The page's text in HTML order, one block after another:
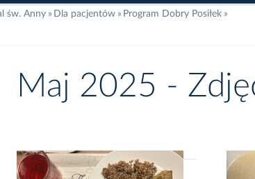
św. Anny Dla pacjentów
Program Dobry Posiłek
Maj 2025 -